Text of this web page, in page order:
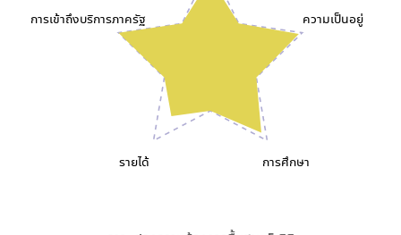
ความเป็นอยู่
การศึกษา
รายได้
การเข้าถึงบริการภาครัฐ